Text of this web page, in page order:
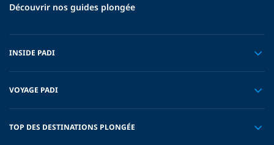
Découvrir nos guides plongée
INSIDE PADI
VOYAGE PADI
TOP DES DESTINATIONS PLONGÉE